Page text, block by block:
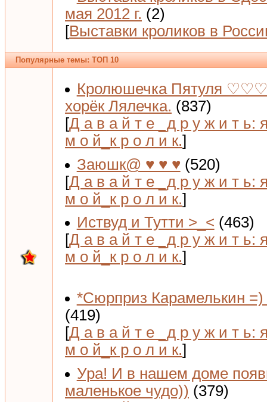
мая 2012 г. (2)
[Выставки кроликов в
Популярные темы: ТОП 10
Кролюшечка Пятуля
хорёк Лялечка. (837)
[Д а в а й т е _д р у ж и т ь:
м о й_к р о л и к.]
Заюшк@ ♥ ♥ ♥ (520)
[Д а в а й т е _д р у ж и т ь:
м о й_к р о л и к.]
Иствуд и Тутти >_< (463)
[Д а в а й т е _д р у ж и т ь:
м о й_к р о л и к.]
*Сюрприз Карамелькин =)
(419)
[Д а в а й т е _д р у ж и т ь:
м о й_к р о л и к.]
Ура! И в нашем доме
маленькое чудо)) (379)